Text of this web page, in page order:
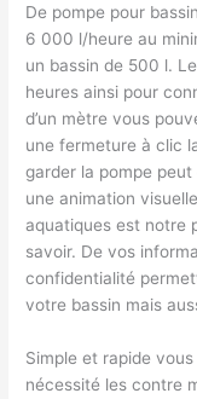
De pompe pour
6 000 l/heure au
un bassin de 500 l.
heures ainsi pour
d’un mètre vous
une fermeture à clic
garder la pompe
une animation
aquatiques est notre
savoir. De vos
confidentialité
votre bassin mais
Simple et rapide
nécessité les contre